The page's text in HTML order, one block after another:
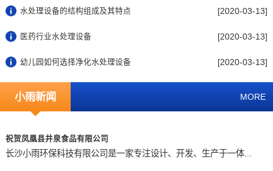
水处理设备的结构组成及其特点 [2020-03-13]
医药行业水处理设备 [2020-03-13]
幼儿园如何选择净化水处理设备 [2020-03-13]
小雨新闻 MORE
祝贺凤凰县井泉食品有限公司
长沙小雨环保科技有限公司是一家专注设计、开发、生产于一体...